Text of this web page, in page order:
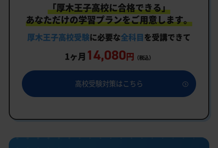
「厚木王子高校に合格できる」
あなただけの学習プランをご用意します。
厚木王子高校受験に必要な全科目を受講できて
1ヶ月 14,080円 （税込）
高校受験対策はこちら